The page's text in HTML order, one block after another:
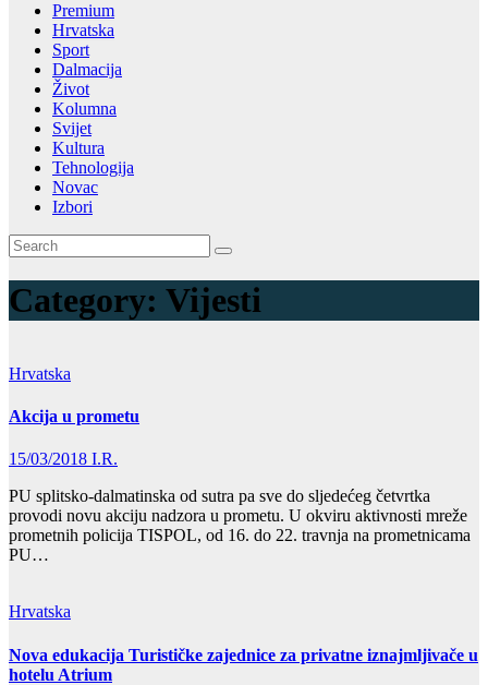
Premium
Hrvatska
Sport
Dalmacija
Život
Kolumna
Svijet
Kultura
Tehnologija
Novac
Izbori
Category: Vijesti
Hrvatska
Akcija u prometu
15/03/2018 I.R.
PU splitsko-dalmatinska od sutra pa sve do sljedećeg četvrtka
provodi novu akciju nadzora u prometu. U okviru aktivnosti mreže
prometnih policija TISPOL, od 16. do 22. travnja na prometnicama
PU…
Hrvatska
Nova edukacija Turističke zajednice za privatne iznajmljivače u
hotelu Atrium